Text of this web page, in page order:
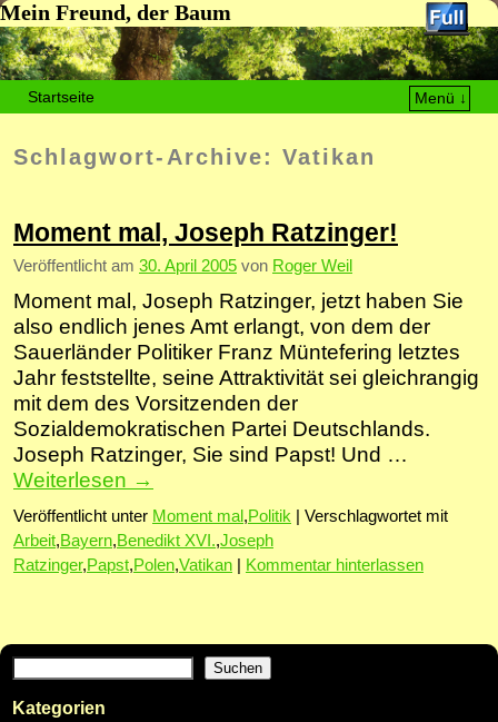
Mein Freund, der Baum
Startseite
Menü ↓
Schlagwort-Archive: Vatikan
Moment mal, Joseph Ratzinger!
Veröffentlicht am 30. April 2005 von Roger Weil
Moment mal, Joseph Ratzinger, jetzt haben Sie
also endlich jenes Amt erlangt, von dem der
Sauerländer Politiker Franz Müntefering letztes
Jahr feststellte, seine Attraktivität sei gleichrangig
mit dem des Vorsitzenden der
Sozialdemokratischen Partei Deutschlands.
Joseph Ratzinger, Sie sind Papst! Und …
Weiterlesen →
Veröffentlicht unter Moment mal ,Politik
Verschlagwortet mit
Arbeit,Bayern,Benedikt XVI.,Joseph
Ratzinger,Papst,Polen,Vatikan Kommentar hinterlassen
Suchen
Kategorien